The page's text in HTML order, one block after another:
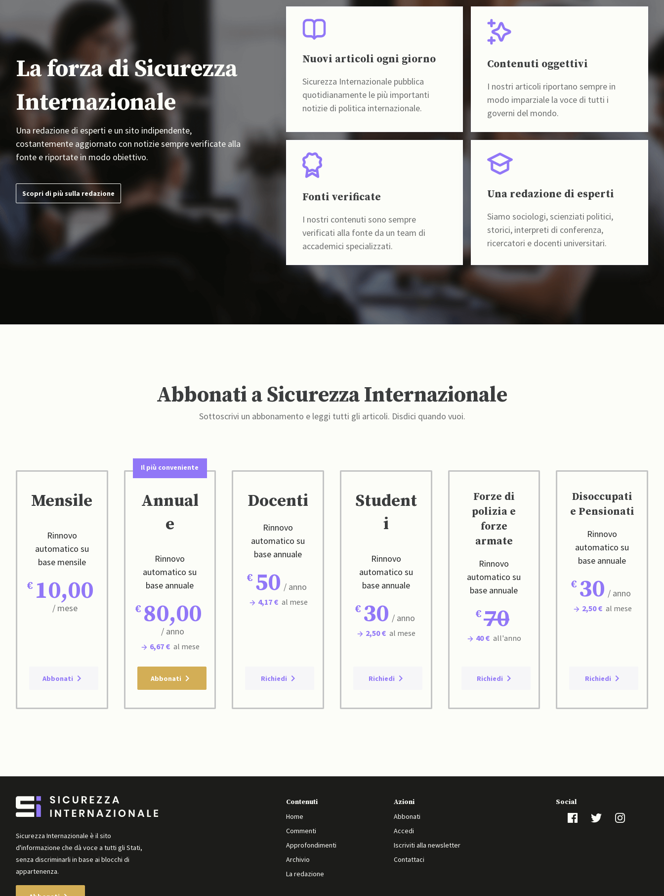
La forza di Sicurezza
Internazionale
Una redazione di esperti e un sito indipendente,
costantemente aggiornato con notizie sempre verificate alla
fonte e riportate in modo obiettivo.
Scopri di più sulla redazione
Nuovi articoli ogni giorno
Sicurezza Internazionale pubblica
quotidianamente le più importanti
notizie di politica internazionale.
Contenuti oggettivi
I nostri articoli riportano sempre in
modo imparziale la voce di tutti i
governi del mondo.
Fonti verificate
I nostri contenuti sono sempre
verificati alla fonte da un team di
accademici specializzati.
Una redazione di esperti
Siamo sociologi, scienziati politici,
storici, interpreti di conferenza,
ricercatori e docenti universitari.
Abbonati a Sicurezza Internazionale
Sottoscrivi un abbonamento e leggi tutti gli articoli. Disdici quando vuoi.
Mensile
Rinnovo
automatico su
base mensile
10,00
/ mese
Abbonati
Il più conveniente
Annual
e
Rinnovo
automatico su
base annuale
80,00
/ anno
6,67 € al mese
Abbonati
Docenti
Rinnovo
automatico su
base annuale
50 / anno
4,17 € al mese
Richiedi
Student
i
Rinnovo
automatico su
base annuale
30 / anno
2,50 € al mese
Richiedi
Forze di
polizia e
forze
armate
Rinnovo
automatico su
base annuale
70
40 € all'anno
Richiedi
Disoccupati
e Pensionati
Rinnovo
automatico su
base annuale
30 / anno
2,50 € al mese
Richiedi
Sicurezza Internazionale è il sito
d'informazione che dà voce a tutti gli Stati,
senza discriminarli in base ai blocchi di
appartenenza.
Contenuti
Home
Commenti
Approfondimenti
Archivio
La redazione
Azioni
Abbonati
Accedi
Iscriviti alla newsletter
Contattaci
Social